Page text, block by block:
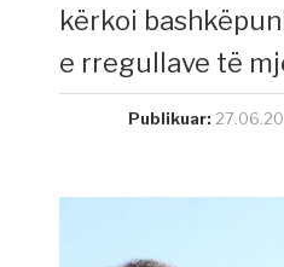
kërkoi
e rregullave të
Publikuar: